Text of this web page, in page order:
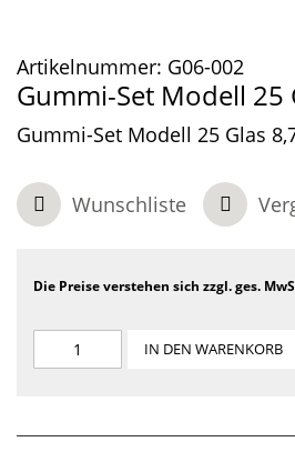
Artikelnummer: G06-002
Gummi-Set Modell 25
Gummi-Set Modell 25 Glas
Wunschliste
Die Preise verstehen sich zzgl. ges.
IN DEN WARENKORB